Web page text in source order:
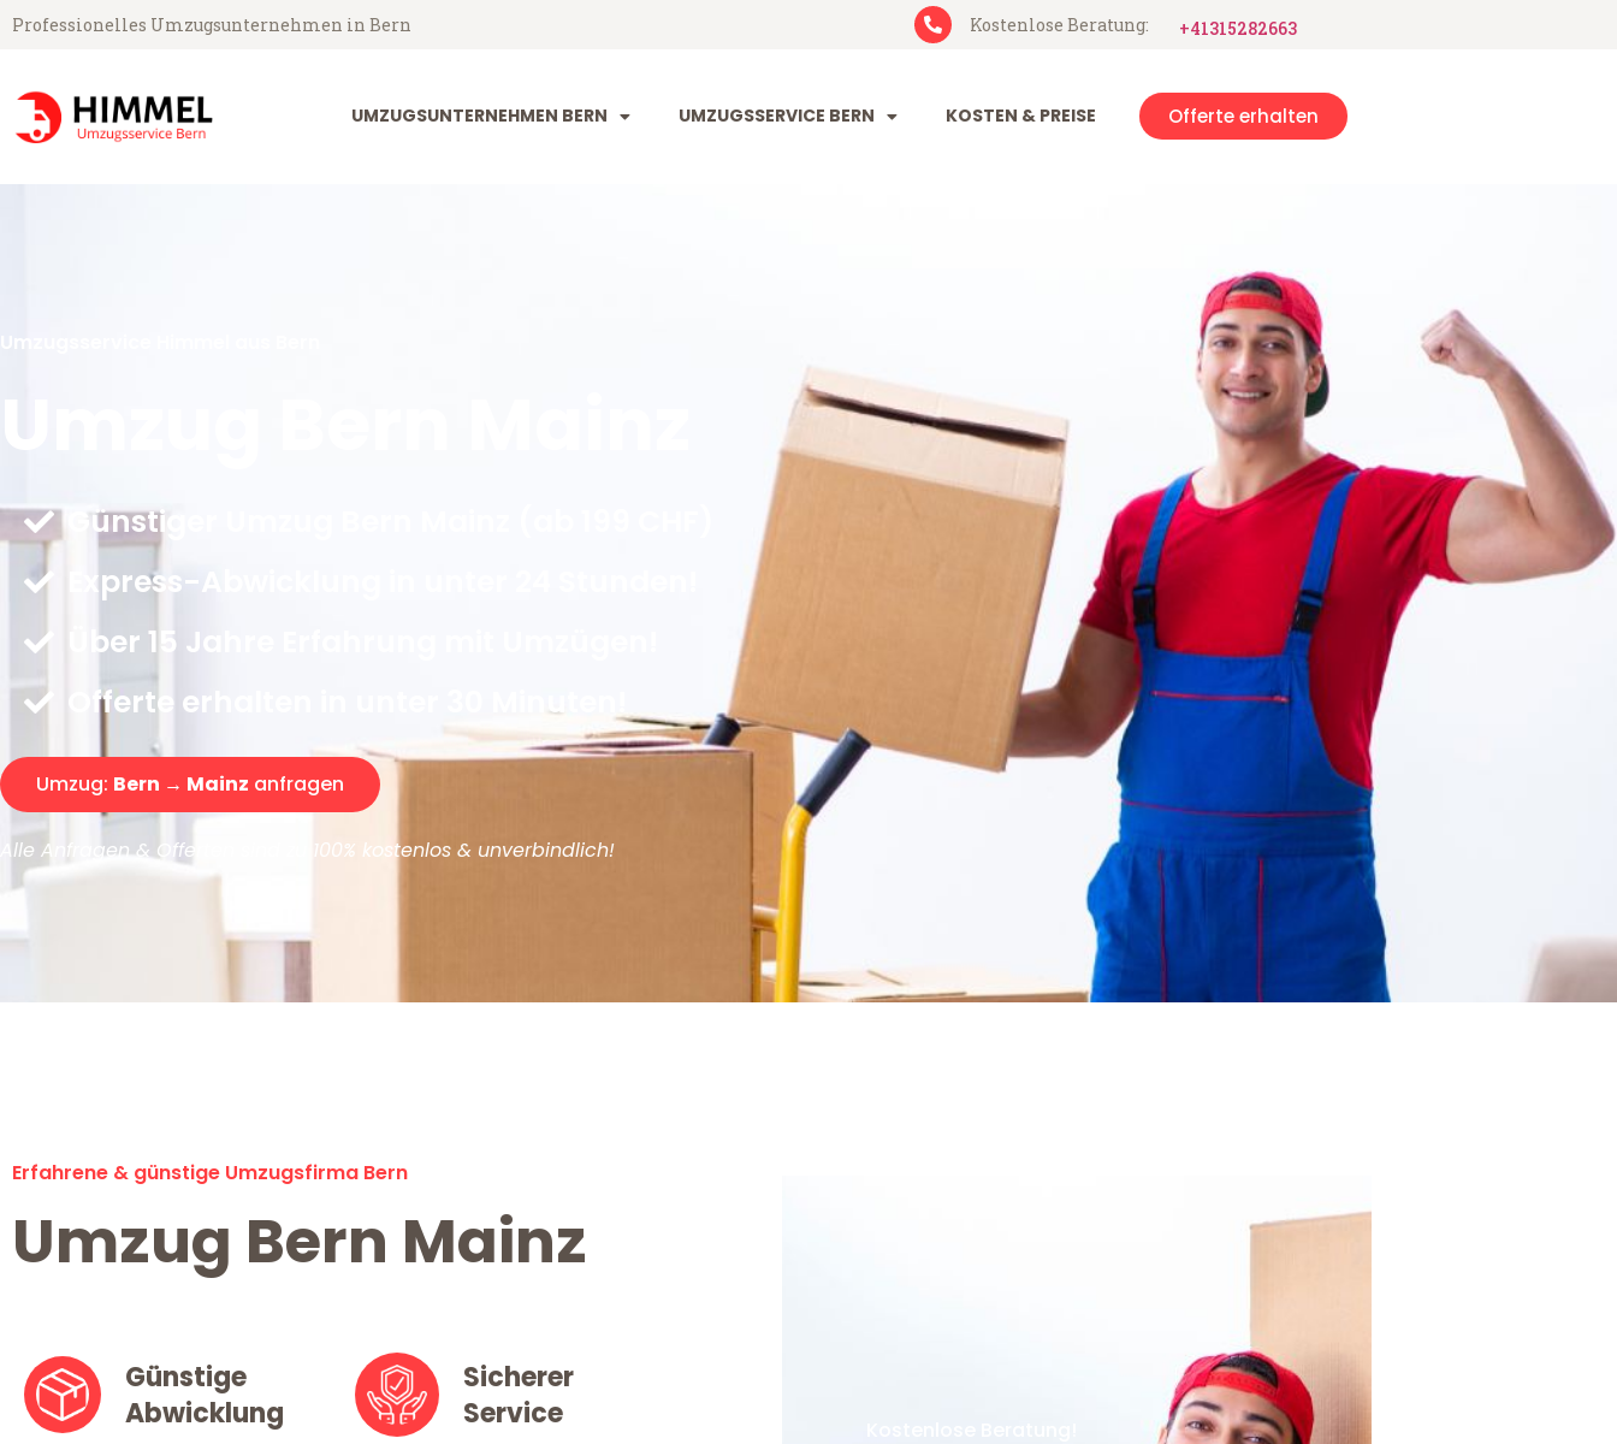
Professionelles Umzugsunternehmen in Bern Kostenlose Beratung: +41315282663
UMZUGSUNTERNEHMEN BERN UMZUGSSERVICE BERN KOSTEN & PREISE Offerte erhalten
Günstiger Umzug Bern Mainz (ab 199 CHF)
Express-Abwicklung in unter 24 Stunden!
Über 15 Jahre Erfahrung mit Umzügen!
Offerte erhalten in unter 30 Minuten!
Umzug: Bern → Mainz anfragen
Alle Anfragen & Offerten sind zu 100% kostenlos & unverbindlich!
Erfahrene & günstige Umzugsfirma Bern
Umzug Bern Mainz
Günstige
Abwicklung
Sicherer
Service